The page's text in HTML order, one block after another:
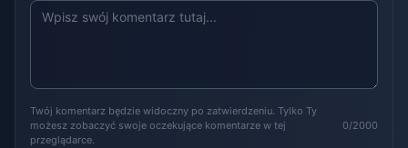
Twój komentarz będzie widoczny po zatwierdzeniu. Tylko Ty
możesz zobaczyć swoje oczekujące komentarze w tej
przeglądarce.
0/2000